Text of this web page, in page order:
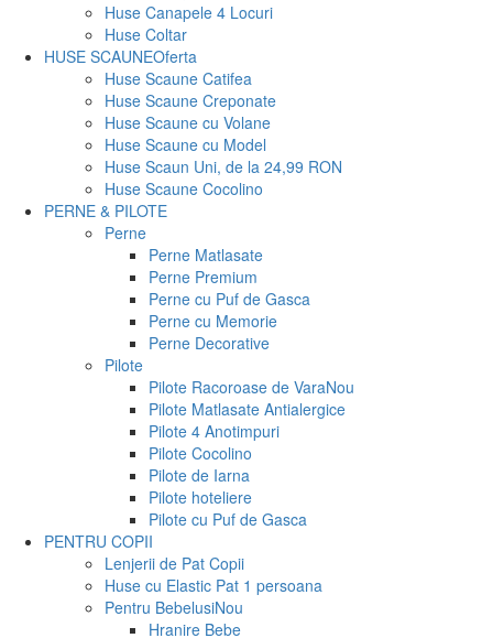
Huse Canapele 4 Locuri
Huse Coltar
HUSE SCAUNEOferta
Huse Scaune Catifea
Huse Scaune Creponate
Huse Scaune cu Volane
Huse Scaune cu Model
Huse Scaun Uni, de la 24,99 RON
Huse Scaune Cocolino
PERNE & PILOTE
Perne
Perne Matlasate
Perne Premium
Perne cu Puf de Gasca
Perne cu Memorie
Perne Decorative
Pilote
Pilote Racoroase de VaraNou
Pilote Matlasate Antialergice
Pilote 4 Anotimpuri
Pilote Cocolino
Pilote de Iarna
Pilote hoteliere
Pilote cu Puf de Gasca
PENTRU COPII
Lenjerii de Pat Copii
Huse cu Elastic Pat 1 persoana
Pentru BebelusiNou
Hranire Bebe